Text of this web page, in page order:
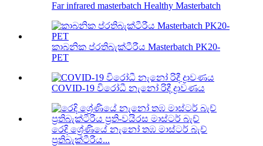
Far infrared masterbatch Healthy Masterbatch
කාබනික ප්රතිබැක්ටීරීය Masterbatch PK20-
PET
COVID-19 විරෝධී නැනෝ රිදී ද්‍රාවණය
රෙදි ශ්‍රේණියේ නැනෝ තඹ මාස්ටර් බැච්
ප්‍රතිබැක්ටීරීය...